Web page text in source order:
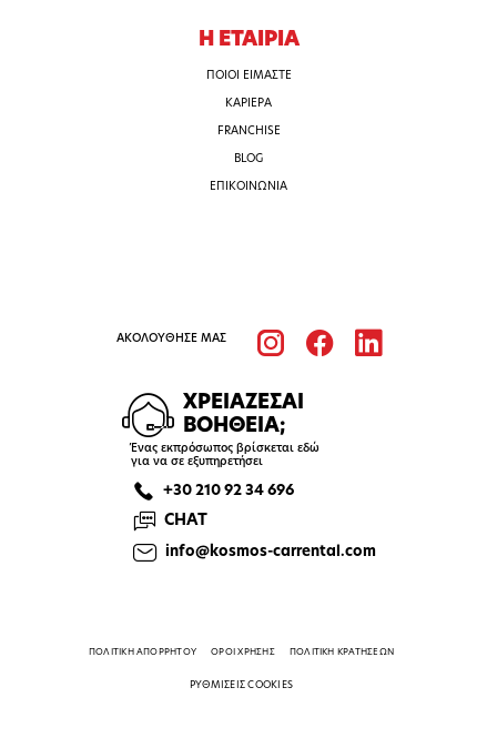
Η ΕΤΑΙΡΙΑ
ΠΟΙΟΙ ΕΙΜΑΣΤΕ
ΚΑΡΙΕΡΑ
FRANCHISE
BLOG
ΕΠΙΚΟΙΝΩΝΙΑ
ΑΚΟΛΟΥΘΗΣΕ ΜΑΣ
ΧΡΕΙΑΖΕΣΑΙ
ΒΟΗΘΕΙΑ;
Ένας εκπρόσωπος βρίσκεται εδώ
για να σε εξυπηρετήσει
+30 210 92 34 696
CHAT
info@kosmos-carrental.com
ΠΟΛΙΤΙΚΗ ΑΠΟΡΡΗΤΟΥ ΟΡΟΙ ΧΡΗΣΗΣ ΠΟΛΙΤΙΚΗ ΚΡΑΤΗΣΕΩΝ
ΡΥΘΜΙΣΕΙΣ COOKIES